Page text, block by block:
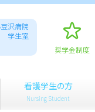
豆沢病院
学生室
奨学金制度
看護学生の方
Nursing Student